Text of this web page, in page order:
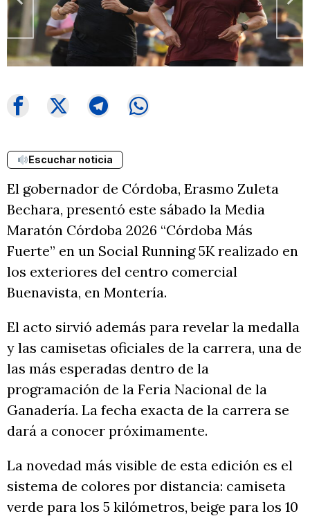
Escuchar noticia
El gobernador de Córdoba, Erasmo Zuleta
Bechara, presentó este sábado la Media
Maratón Córdoba 2026 “Córdoba Más
Fuerte” en un Social Running 5K realizado en
los exteriores del centro comercial
Buenavista, en Montería.
El acto sirvió además para revelar la medalla
y las camisetas oficiales de la carrera, una de
las más esperadas dentro de la
programación de la Feria Nacional de la
Ganadería. La fecha exacta de la carrera se
dará a conocer próximamente.
La novedad más visible de esta edición es el
sistema de colores por distancia: camiseta
verde para los 5 kilómetros, beige para los 10